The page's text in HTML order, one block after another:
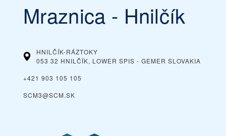
Mraznica - Hnilčík
HNILČÍK-RÁZTOKY
053 32 HNILČÍK, LOWER SPIS - GEMER SLOVAKIA
+421 903 105 105
SCM3@SCM.SK